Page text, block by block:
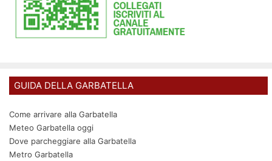
GUIDA DELLA GARBATELLA
Come arrivare alla Garbatella
Meteo Garbatella oggi
Dove parcheggiare alla Garbatella
Metro Garbatella